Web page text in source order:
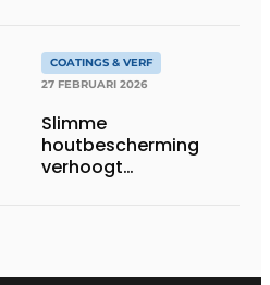
COATINGS & VERF
27 FEBRUARI 2026
Slimme
houtbescherming
verhoogt